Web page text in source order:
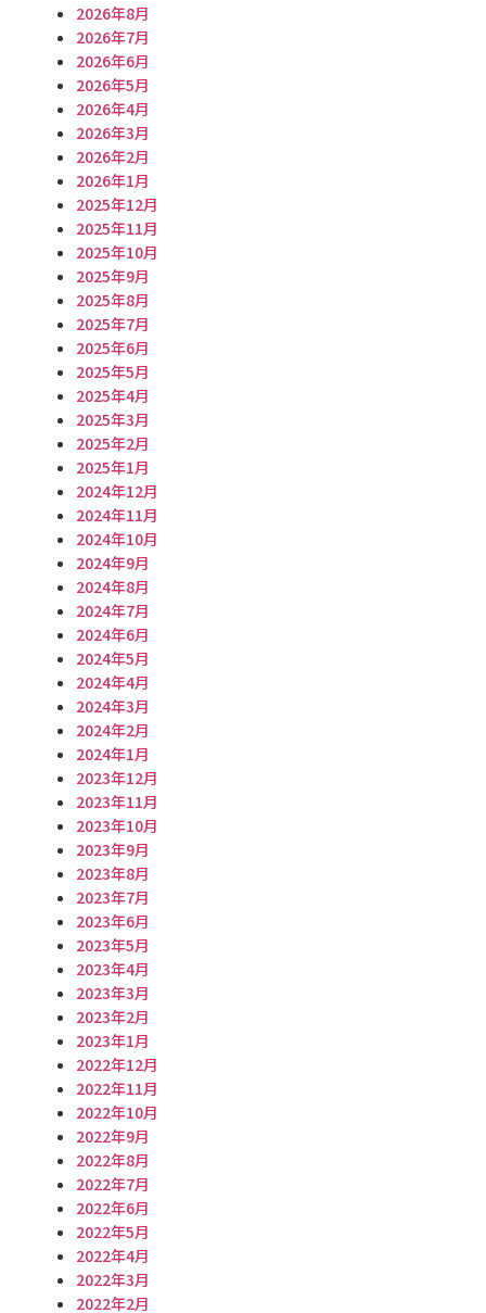
2026年8月
2026年7月
2026年6月
2026年5月
2026年4月
2026年3月
2026年2月
2026年1月
2025年12月
2025年11月
2025年10月
2025年9月
2025年8月
2025年7月
2025年6月
2025年5月
2025年4月
2025年3月
2025年2月
2025年1月
2024年12月
2024年11月
2024年10月
2024年9月
2024年8月
2024年7月
2024年6月
2024年5月
2024年4月
2024年3月
2024年2月
2024年1月
2023年12月
2023年11月
2023年10月
2023年9月
2023年8月
2023年7月
2023年6月
2023年5月
2023年4月
2023年3月
2023年2月
2023年1月
2022年12月
2022年11月
2022年10月
2022年9月
2022年8月
2022年7月
2022年6月
2022年5月
2022年4月
2022年3月
2022年2月